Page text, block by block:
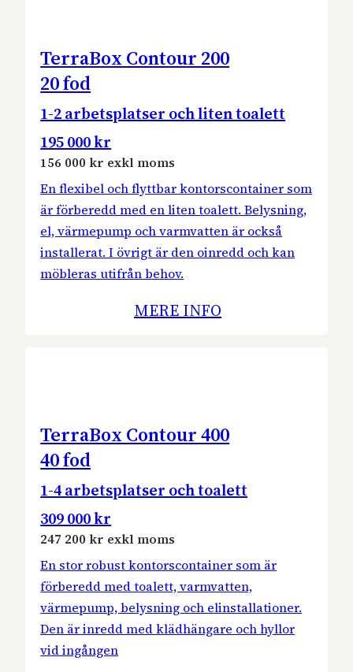
TerraBox Contour 200
20 fod
1-2 arbetsplatser och liten toalett
195 000 kr
156 000 kr exkl moms
En flexibel och flyttbar kontorscontainer som
är förberedd med en liten toalett. Belysning,
el, värmepump och varmvatten är också
installerat. I övrigt är den oinredd och kan
möbleras utifrån behov.
MERE INFO
TerraBox Contour 400
40 fod
1-4 arbetsplatser och toalett
309 000 kr
247 200 kr exkl moms
En stor robust kontorscontainer som är
förberedd med toalett, varmvatten,
värmepump, belysning och elinstallationer.
Den är inredd med klädhängare och hyllor
vid ingången